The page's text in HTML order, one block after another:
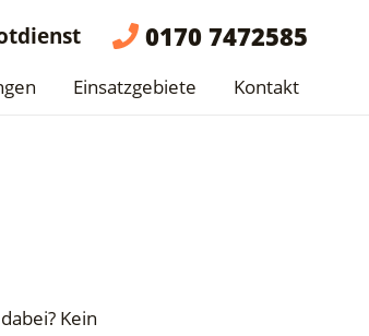
0170 7472585
Einsatzgebiete Kontakt
Kein